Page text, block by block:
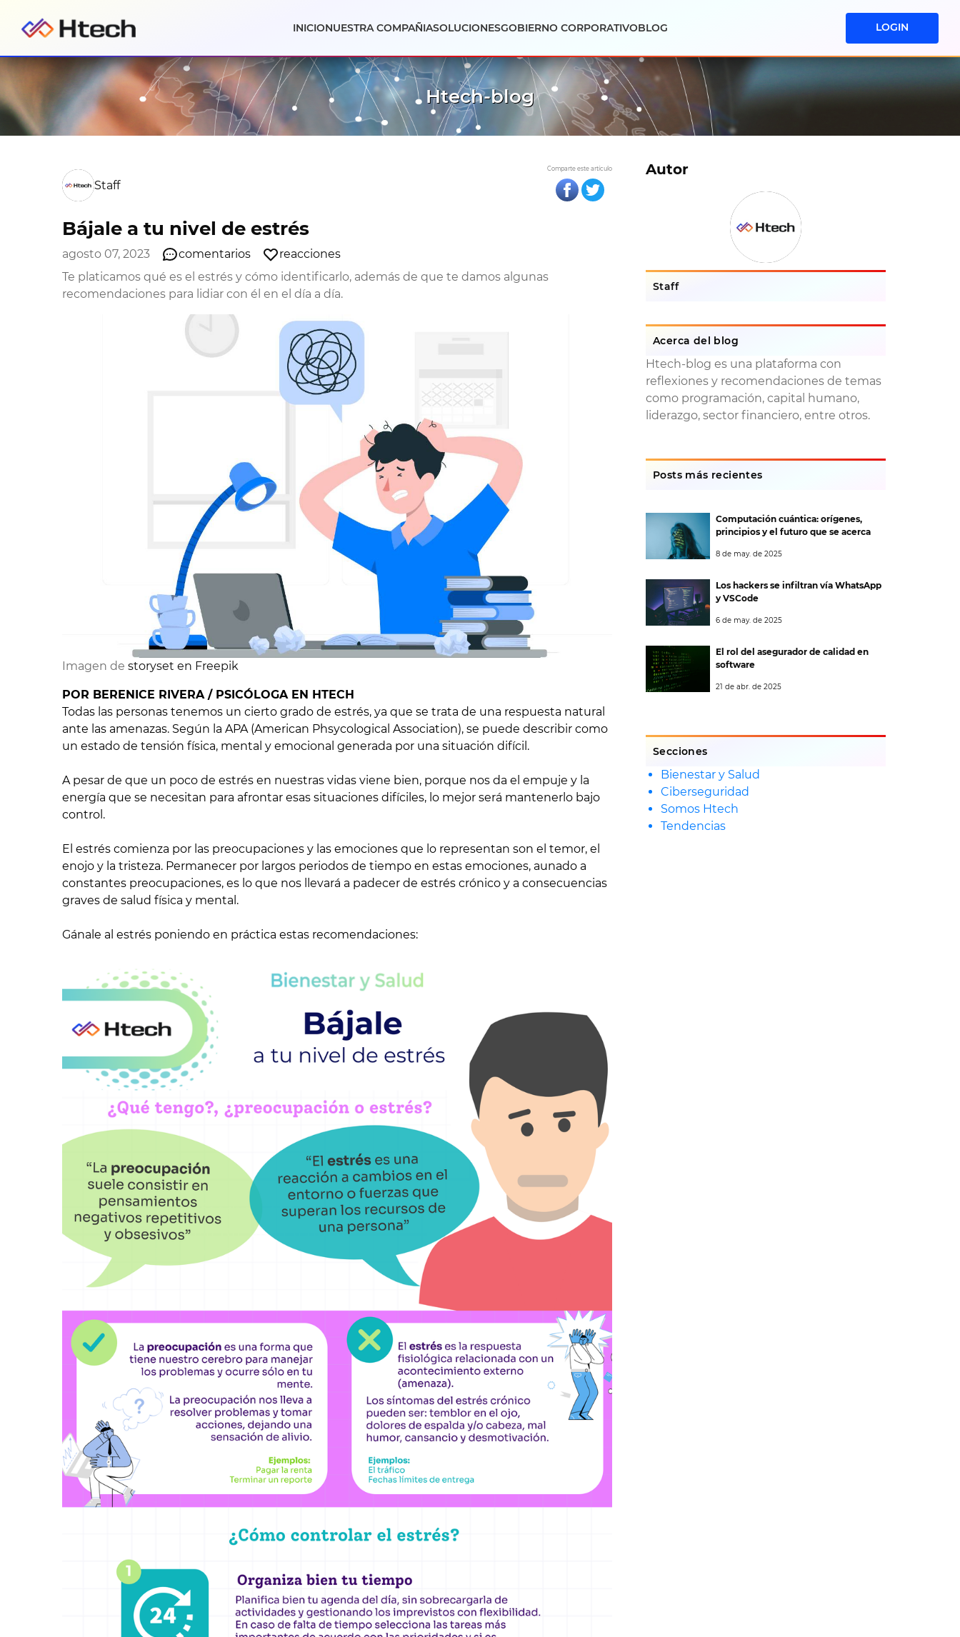
INICIONUESTRA COMPAÑIASOLUCIONESGOBIERNO CORPORATIVOBLOG LOGIN
Htech-blog
Staff
Comparte este artículo
Bájale a tu nivel de estrés
agosto 07, 2023 comentarios
reacciones
Te platicamos qué es el estrés y cómo identificarlo, además de que te damos algunas
recomendaciones para lidiar con él en el día a día.
Imagen de storyset en Freepik
POR BERENICE RIVERA / PSICÓLOGA EN HTECH
Todas las personas tenemos un cierto grado de estrés, ya que se trata de una respuesta natural
ante las amenazas. Según la APA (American Phsycological Association), se puede describir como
un estado de tensión física, mental y emocional generada por una situación difícil.
A pesar de que un poco de estrés en nuestras vidas viene bien, porque nos da el empuje y la
energía que se necesitan para afrontar esas situaciones difíciles, lo mejor será mantenerlo bajo
control.
El estrés comienza por las preocupaciones y las emociones que lo representan son el temor, el
enojo y la tristeza. Permanecer por largos periodos de tiempo en estas emociones, aunado a
constantes preocupaciones, es lo que nos llevará a padecer de estrés crónico y a consecuencias
graves de salud física y mental.
Gánale al estrés poniendo en práctica estas recomendaciones:
Autor
Staff
Acerca del blog
Htech-blog es una plataforma con
reflexiones y recomendaciones de temas
como programación, capital humano,
liderazgo, sector financiero, entre otros.
Posts más recientes
Computación cuántica: orígenes,
principios y el futuro que se acerca
8 de may. de 2025
Los hackers se infiltran vía WhatsApp
y VSCode
6 de may. de 2025
El rol del asegurador de calidad en
software
21 de abr. de 2025
Secciones
Bienestar y Salud
Ciberseguridad
Somos Htech
Tendencias